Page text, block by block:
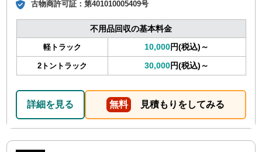
古物商許可証：第401010005409号
不用品回収の基本料金
軽トラック 10,000円(税込)～
2トントラック 30,000円(税込)～
詳細を見る 無料 見積もりをしてみる